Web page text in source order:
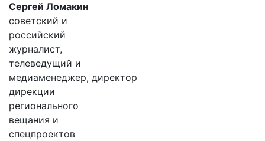
Сергей Ломакин
советский и
российский
журналист,
телеведущий и
медиаменеджер, директор
дирекции
регионального
вещания и
спецпроектов